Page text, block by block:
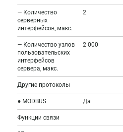
— Количество
серверных
интерфейсов, макс.
2
— Количество узлов
пользовательских
интерфейсов
сервера, макс.
2 000
Другие протоколы
● MODBUS Да
Функции связи